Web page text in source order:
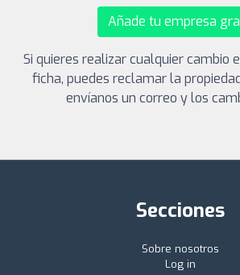
Añade tu empresa
Si quieres realizar cualquier cambio
ficha, puedes reclamar la
envíanos un correo y los
Secciones
Sobre nosotros
Log in